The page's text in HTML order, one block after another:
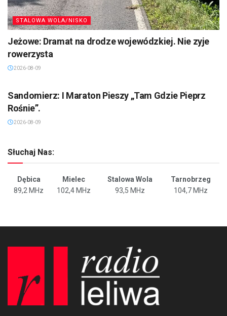
STALOWA WOLA/NISKO
Jeżowe: Dramat na drodze wojewódzkiej. Nie zyje
rowerzysta
2026-08-09
Sandomierz: I Maraton Pieszy „Tam Gdzie Pieprz
Rośnie”.
2026-08-09
Słuchaj Nas:
Dębica Mielec Stalowa Wola
Tarnobrzeg
89,2 MHz
102,4 MHz 93,5 MHz 104,7 MHz